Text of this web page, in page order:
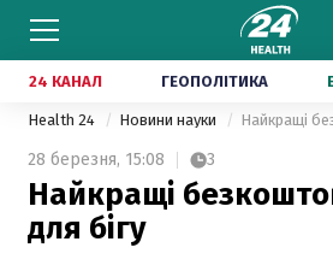
24 КАНАЛ ГЕОПОЛІТИКА
Health 24 Новини науки
28 березня, 15:08 3
Найкращі
для бігу